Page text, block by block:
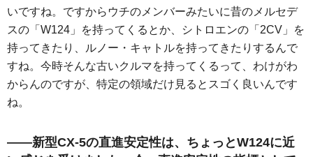
いですね。ですからウチのメンバーみたいに昔のメルセデ
スの「W124」を持ってくるとか、シトロエンの「2CV」を
持ってきたり、ルノー・キャトルを持ってきたりするんで
すね。今時そんな古いクルマを持ってくるって、わけがわ
からんのですが、特定の領域だけ見るとスゴく良いんです
ね。
――新型CX-5の直進安定性は、ちょっとW124に近